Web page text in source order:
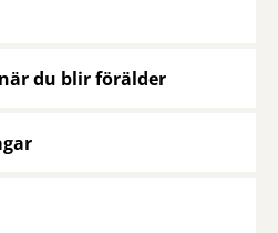
du blir förälder